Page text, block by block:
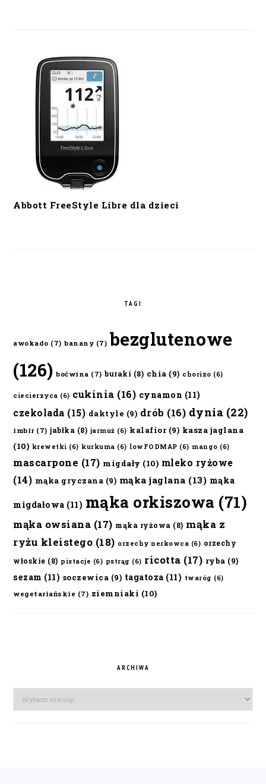
Abbott FreeStyle Libre dla dzieci
TAGI
awokado (7) banany (7) bezglutenowe
(126) boćwina (7) buraki (8) chia (9) chorizo (6)
ciecierzyca (6) cukinia (16) cynamon (11)
czekolada (15) daktyle (9) drób (16) dynia (22)
imbir (7) jabłka (8) jarmuż (6) kalafior(9) kasza jaglana
(10) krewetki (6) kurkuma (6) lowFODMAP (6) mango (6)
mascarpone (17) migdały (10) mleko ryżowe
(14) mąka gryczana (9) mąka jaglana (13) mąka
migdałowa (11) mąka orkiszowa (71)
mąka owsiana (17) mąka ryżowa (8) mąka z
ryżu kleistego (18) orzechy nerkowca (6) orzechy
włoskie (8) pistacje (6) pstrąg (6) ricotta (17) ryba (9)
sezam (11) soczewica (9) tagatoza (11) twaróg (6)
wegetariańskie (7) ziemniaki (10)
ARCHIWA
Archiwa